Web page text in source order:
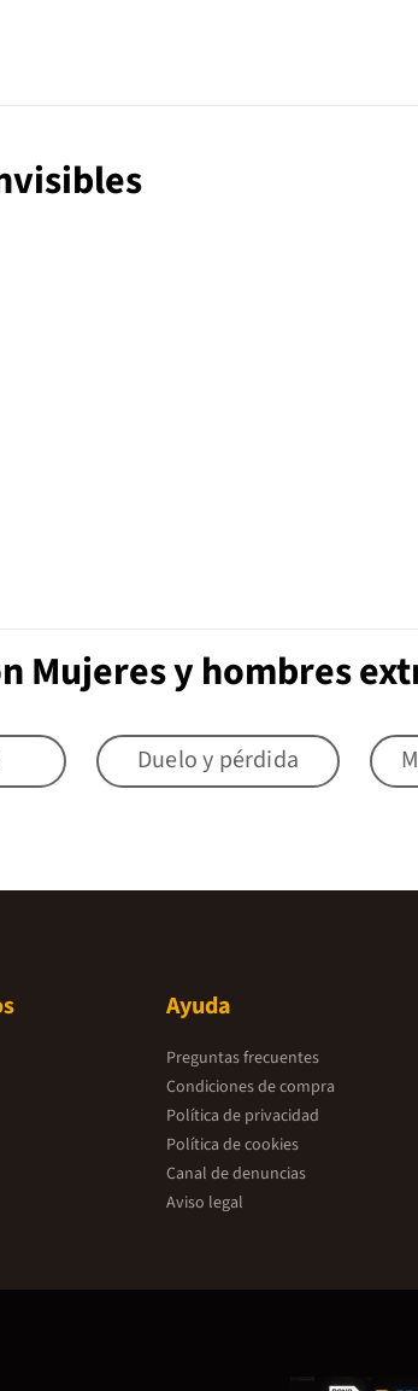
Mujeres y hombres
Duelo y pérdida
Ayuda
Preguntas frecuentes
Condiciones de compra
Política de privacidad
Política de cookies
Canal de denuncias
Aviso legal